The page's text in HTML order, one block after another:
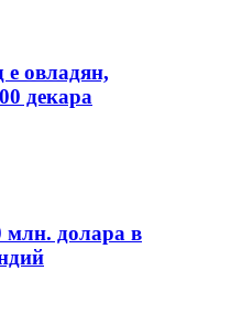
овладян,
декара
млн. долара в